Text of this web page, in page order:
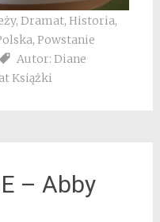
, Dramat, Historia,
, Powstanie
Autor: Diane
Książki
– Abby